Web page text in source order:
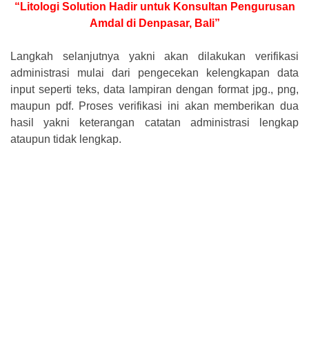
“Litologi Solution Hadir untuk Konsultan Pengurusan
Amdal di Denpasar, Bali”
Langkah selanjutnya yakni akan dilakukan verifikasi
administrasi mulai dari pengecekan kelengkapan data
input seperti teks, data lampiran dengan format jpg., png,
maupun pdf. Proses verifikasi ini akan memberikan dua
hasil yakni keterangan catatan administrasi lengkap
ataupun tidak lengkap.